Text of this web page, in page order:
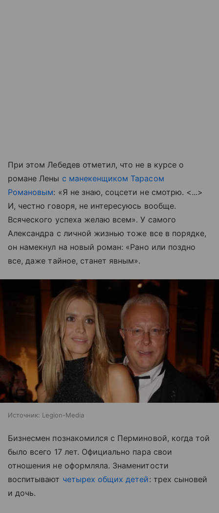
При этом Лебедев отметил, что не в курсе о
романе Лены с манекенщиком Тарасом
Романовым: «Я не знаю, соцсети не смотрю. <...>
И, честно говоря, не интересуюсь вообще.
Всяческого успеха желаю всем». У самого
Александра с личной жизнью тоже все в порядке,
он намекнул на новый роман: «Рано или поздно
все, даже тайное, станет явным».
Источник: Legion-Media
Бизнесмен познакомился с Перминовой, когда той
было всего 17 лет. Официально пара свои
отношения не оформляла. Знаменитости
воспитывают четырех общих детей: трех сыновей
и дочь.